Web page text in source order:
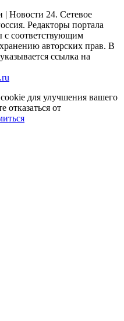
| Новости 24. Сетевое
Редакторы портала
с соответствующим
авторских прав. В
ссылка на
для улучшения вашего
отказаться от